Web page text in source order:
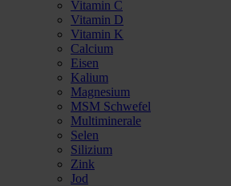
Vitamin C
Vitamin D
Vitamin K
Calcium
Eisen
Kalium
Magnesium
MSM Schwefel
Multiminerale
Selen
Silizium
Zink
Jod